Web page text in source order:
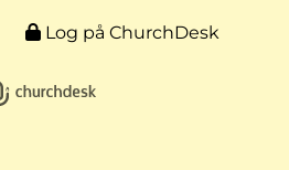
Log på ChurchDesk